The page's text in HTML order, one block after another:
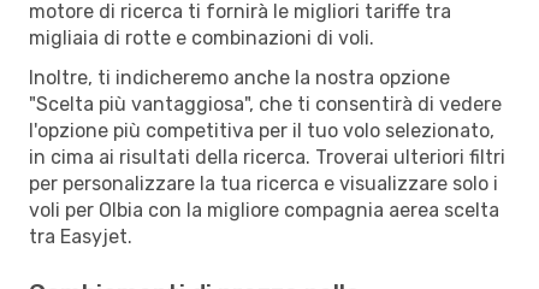
motore di ricerca ti fornirà le migliori tariffe tra
migliaia di rotte e combinazioni di voli.
Inoltre, ti indicheremo anche la nostra opzione
"Scelta più vantaggiosa", che ti consentirà di vedere
l'opzione più competitiva per il tuo volo selezionato,
in cima ai risultati della ricerca. Troverai ulteriori filtri
per personalizzare la tua ricerca e visualizzare solo i
voli per Olbia con la migliore compagnia aerea scelta
tra Easyjet.